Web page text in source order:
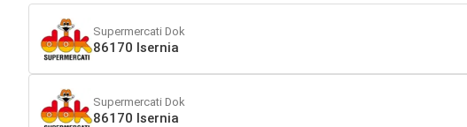
Supermercati Dok
86170 Isernia
Supermercati Dok
86170 Isernia